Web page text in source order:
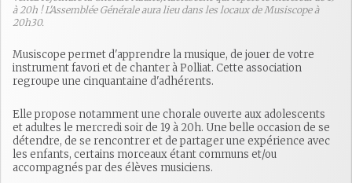
à 20h ! L'Assemblée Générale aura lieu dans les locaux de Musiscope à
20h30.
Musiscope permet d'apprendre la musique, de jouer de votre
instrument favori et de chanter à Polliat. Cette association
regroupe une cinquantaine d'adhérents.
Elle propose notamment une chorale ouverte aux adolescents
et adultes le mercredi soir de 19 à 20h. Une belle occasion de se
détendre, de se rencontrer et de partager une expérience avec
les enfants, certains morceaux étant communs et/ou
accompagnés par des élèves musiciens.